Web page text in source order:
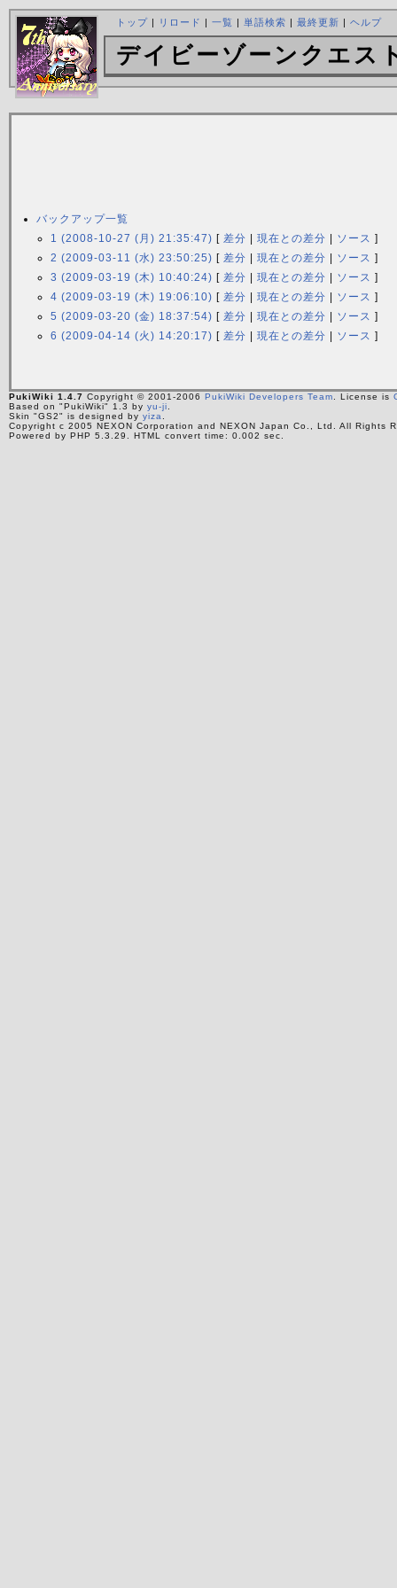
トップ| リロード | 一覧 | 単語検索 | 最終更新 | ヘルプ
デイビーゾーンクエス
バックアップ一覧
1 (2008-10-27 (月) 21:35:47) [ 差分 | 現在との差分 | ソース ]
2 (2009-03-11 (水) 23:50:25) [ 差分 | 現在との差分 | ソース ]
3 (2009-03-19 (木) 10:40:24) [ 差分 | 現在との差分 | ソース ]
4 (2009-03-19 (木) 19:06:10) [ 差分 | 現在との差分 | ソース ]
5 (2009-03-20 (金) 18:37:54) [ 差分 | 現在との差分 | ソース ]
6 (2009-04-14 (火) 14:20:17) [ 差分 | 現在との差分 | ソース ]
PukiWiki 1.4.7 Copyright © 2001-2006 PukiWiki Developers Team . License is
Based on "PukiWiki" 1.3 by yu-ji
Skin "GS2" is designed by yiza
Copyright c 2005 NEXON Corporation and NEXON Japan Co., Ltd. All Rights
Powered by PHP 5.3.29. HTML convert time: 0.002 sec.